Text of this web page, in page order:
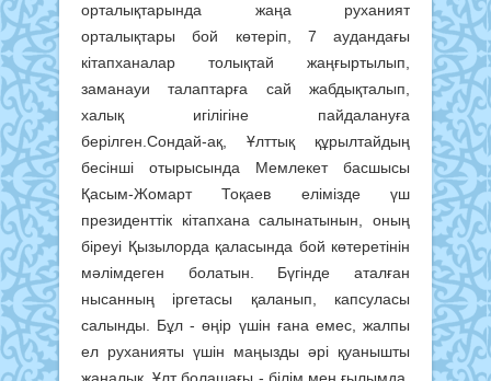
орталықтарында жаңа руханият
орталықтары бой көтеріп, 7 аудандағы
кітапханалар толықтай жаңғыртылып,
заманауи талаптарға сай жабдықталып,
халық игілігіне пайдалануға
берілген.Сондай-ақ, Ұлттық құрылтайдың
бесінші отырысында Мемлекет басшысы
Қасым-Жомарт Тоқаев елімізде үш
президенттік кітапхана салынатынын, оның
біреуі Қызылорда қаласында бой көтеретінін
мәлімдеген болатын. Бүгінде аталған
нысанның іргетасы қаланып, капсуласы
салынды. Бұл - өңір үшін ғана емес, жалпы
ел руханияты үшін маңызды әрі қуанышты